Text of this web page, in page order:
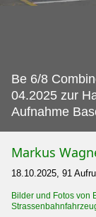
Be 6/8
04.2025 zur
Aufnahme
Markus
18.10.2025, 91
Bilder und Fotos von